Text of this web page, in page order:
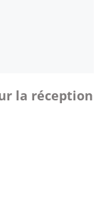
la réception